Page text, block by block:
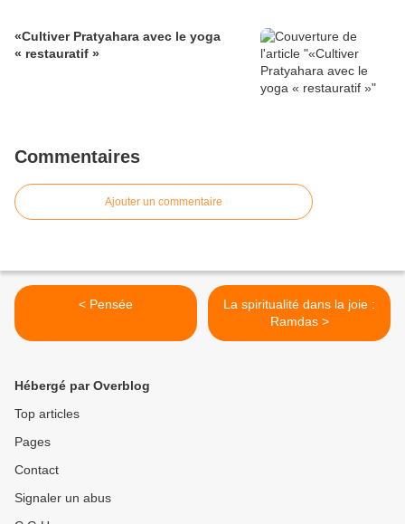
«Cultiver Pratyahara avec le yoga
« restauratif »
Commentaires
Ajouter un commentaire
< Pensée
La spiritualité dans la joie :
Ramdas >
Hébergé par Overblog
Top articles
Pages
Contact
Signaler un abus